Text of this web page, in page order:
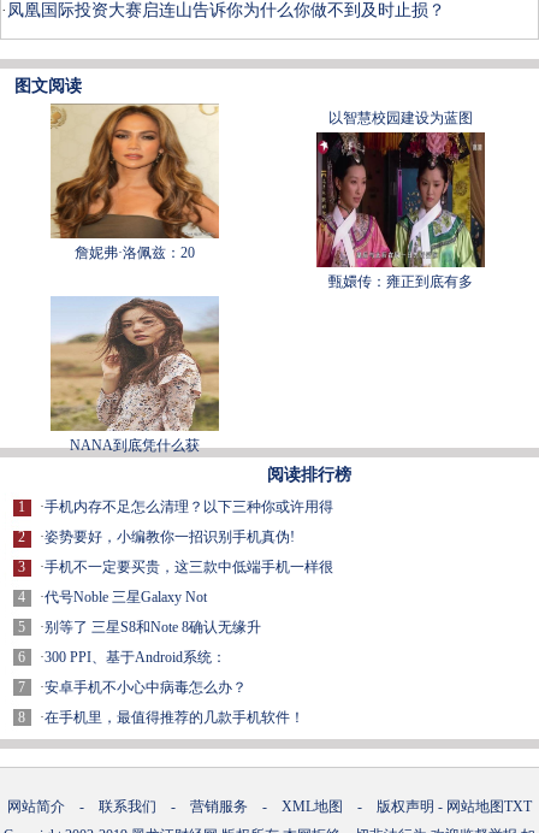
· 凤凰国际投资大赛启连山告诉你为什么你做不到及时止损？
图文阅读
詹妮弗·洛佩兹：20
以智慧校园建设为蓝图
甄嬛传：雍正到底有多
NANA到底凭什么获
阅读排行榜
1
2
3
4
5
6
7
8
·手机内存不足怎么清理？以下三种你或许用得
·姿势要好，小编教你一招识别手机真伪!
·手机不一定要买贵，这三款中低端手机一样很
·代号Noble 三星Galaxy Not
·别等了 三星S8和Note 8确认无缘升
·300 PPI、基于Android系统：
·安卓手机不小心中病毒怎么办？
·在手机里，最值得推荐的几款手机软件！
网站简介 - 联系我们 - 营销服务 - XML地图 - 版权声明 - 网站地图TXT